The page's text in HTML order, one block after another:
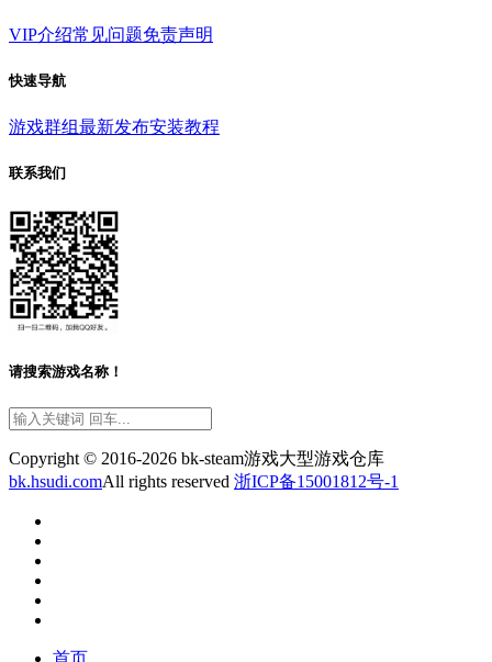
VIP介绍常见问题免责声明
快速导航
游戏群组最新发布安装教程
联系我们
请搜索游戏名称！
Copyright © 2016-2026 bk-steam游戏大型游戏仓库
bk.hsudi.comAll rights reserved 浙ICP备15001812号-1
首页